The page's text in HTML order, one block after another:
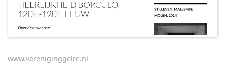
www.vereniginggelre.nl